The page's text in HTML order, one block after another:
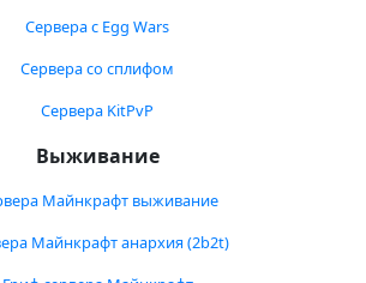
Сервера с Egg Wars
Сервера со сплифом
Сервера KitPvP
Выживание
Майнкрафт выживание
Майнкрафт анархия (2b2t)